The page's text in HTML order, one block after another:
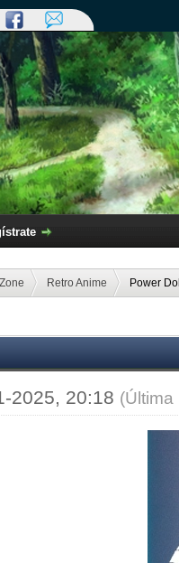
Retro Anime Power
2025, 20:18